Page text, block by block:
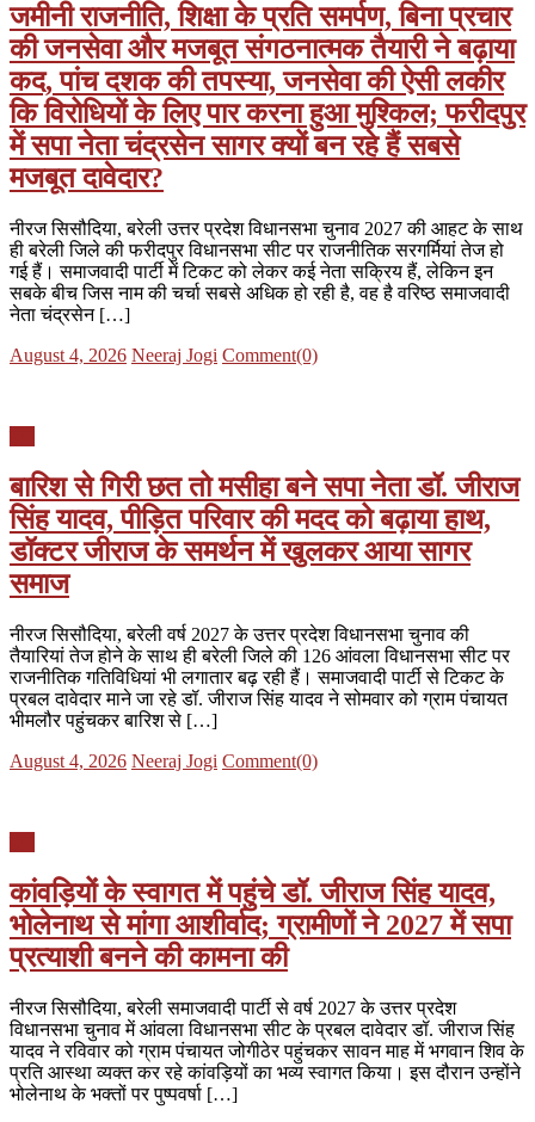
जमीनी राजनीति, शिक्षा के प्रति समर्पण, बिना प्रचार
की जनसेवा और मजबूत संगठनात्मक तैयारी ने बढ़ाया
कद, पांच दशक की तपस्या, जनसेवा की ऐसी लकीर
कि विरोधियों के लिए पार करना हुआ मुश्किल; फरीदपुर
में सपा नेता चंद्रसेन सागर क्यों बन रहे हैं सबसे
मजबूत दावेदार?
नीरज सिसौदिया, बरेली उत्तर प्रदेश विधानसभा चुनाव 2027 की आहट के साथ
ही बरेली जिले की फरीदपुर विधानसभा सीट पर राजनीतिक सरगर्मियां तेज हो
गई हैं। समाजवादी पार्टी में टिकट को लेकर कई नेता सक्रिय हैं, लेकिन इन
सबके बीच जिस नाम की चर्चा सबसे अधिक हो रही है, वह है वरिष्ठ समाजवादी
नेता चंद्रसेन […]
Posted
August 4, 2026 Author
Neeraj Jogi Comment(0)
बारिश से गिरी छत तो मसीहा बने सपा नेता डॉ. जीराज
सिंह यादव, पीड़ित परिवार की मदद को बढ़ाया हाथ,
डॉक्टर जीराज के समर्थन में खुलकर आया सागर
समाज
नीरज सिसौदिया, बरेली वर्ष 2027 के उत्तर प्रदेश विधानसभा चुनाव की
तैयारियां तेज होने के साथ ही बरेली जिले की 126 आंवला विधानसभा सीट पर
राजनीतिक गतिविधियां भी लगातार बढ़ रही हैं। समाजवादी पार्टी से टिकट के
प्रबल दावेदार माने जा रहे डॉ. जीराज सिंह यादव ने सोमवार को ग्राम पंचायत
भीमलौर पहुंचकर बारिश से […]
Posted
August 4, 2026 Author
Neeraj Jogi Comment(0)
कांवड़ियों के स्वागत में पहुंचे डॉ. जीराज सिंह यादव,
भोलेनाथ से मांगा आशीर्वाद; ग्रामीणों ने 2027 में सपा
प्रत्याशी बनने की कामना की
नीरज सिसौदिया, बरेली समाजवादी पार्टी से वर्ष 2027 के उत्तर प्रदेश
विधानसभा चुनाव में आंवला विधानसभा सीट के प्रबल दावेदार डॉ. जीराज सिंह
यादव ने रविवार को ग्राम पंचायत जोगीठेर पहुंचकर सावन माह में भगवान शिव के
प्रति आस्था व्यक्त कर रहे कांवड़ियों का भव्य स्वागत किया। इस दौरान उन्होंने
भोलेनाथ के भक्तों पर पुष्पवर्षा […]